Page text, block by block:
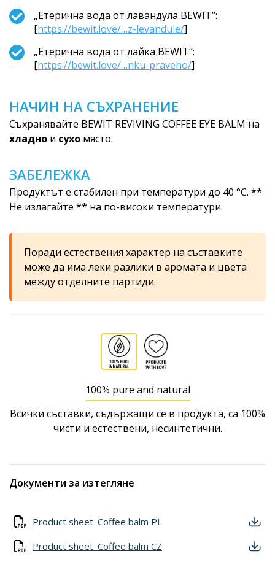
„Етерична вода от лавандула BEWIT“:
[https://bewit.love/…z-levandule/]
„Етерична вода от лайка BEWIT“:
[https://bewit.love/…nku-praveho/]
НАЧИН НА СЪХРАНЕНИЕ
Съхранявайте BEWIT REVIVING COFFEE EYE BALM на
хладно и сухо място.
ЗАБЕЛЕЖКА
Продуктът е стабилен при температури до 40 °C. **
Не излагайте ** на по-високи температури.
Поради естествения характер на съставките
може да има леки разлики в аромата и цвета
между отделните партиди.
100% pure and natural
Всички съставки, съдържащи се в продукта, са 100%
чисти и естествени, несинтетични.
Документи за изтегляне
Product sheet_Coffee balm PL
Product sheet_Coffee balm CZ